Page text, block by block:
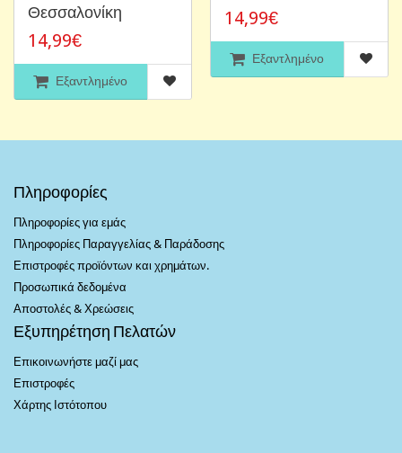
Θεσσαλονίκη
14,99€
Εξαντλημένο
14,99€
Εξαντλημένο
Πληροφορίες
Πληροφορίες για εμάς
Πληροφορίες Παραγγελίας & Παράδοσης
Επιστροφές προϊόντων και χρημάτων.
Προσωπικά δεδομένα
Αποστολές & Χρεώσεις
Εξυπηρέτηση Πελατών
Επικοινωνήστε μαζί μας
Επιστροφές
Χάρτης Ιστότοπου